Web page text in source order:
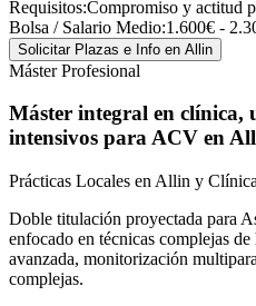
Requisitos:Compromiso y actitud
Bolsa / Salario Medio:1.600€ -
Solicitar Plazas e Info en Allin
Máster Profesional
Máster integral en clínica,
intensivos para ACV en
Prácticas Locales en Allin y
Doble titulación proyectada para
enfocado en técnicas complejas
avanzada, monitorización
complejas.